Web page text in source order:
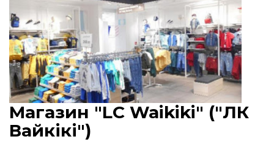
Магазин "LC Waikiki" ("ЛК
Вайкікі")